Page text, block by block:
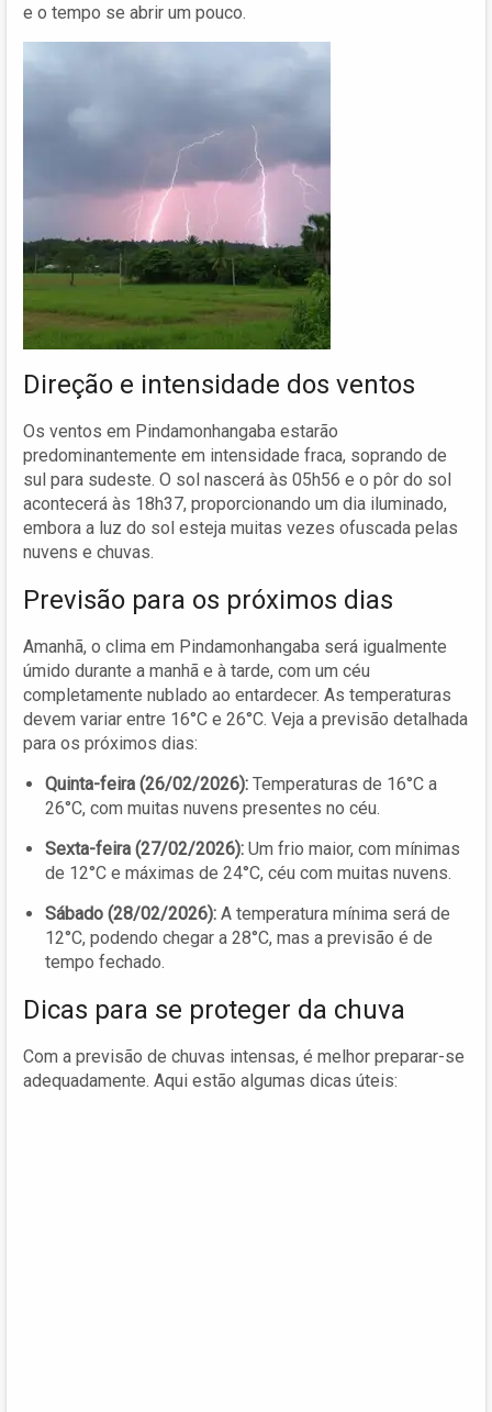
e o tempo se abrir um pouco.
Direção e intensidade dos ventos
Os ventos em Pindamonhangaba estarão
predominantemente em intensidade fraca, soprando de
sul para sudeste. O sol nascerá às 05h56 e o pôr do sol
acontecerá às 18h37, proporcionando um dia iluminado,
embora a luz do sol esteja muitas vezes ofuscada pelas
nuvens e chuvas.
Previsão para os próximos dias
Amanhã, o clima em Pindamonhangaba será igualmente
úmido durante a manhã e à tarde, com um céu
completamente nublado ao entardecer. As temperaturas
devem variar entre 16°C e 26°C. Veja a previsão detalhada
para os próximos dias:
Quinta-feira (26/02/2026): Temperaturas de 16°C a
26°C, com muitas nuvens presentes no céu.
Sexta-feira (27/02/2026): Um frio maior, com mínimas
de 12°C e máximas de 24°C, céu com muitas nuvens.
Sábado (28/02/2026): A temperatura mínima será de
12°C, podendo chegar a 28°C, mas a previsão é de
tempo fechado.
Dicas para se proteger da chuva
Com a previsão de chuvas intensas, é melhor preparar-se
adequadamente. Aqui estão algumas dicas úteis: